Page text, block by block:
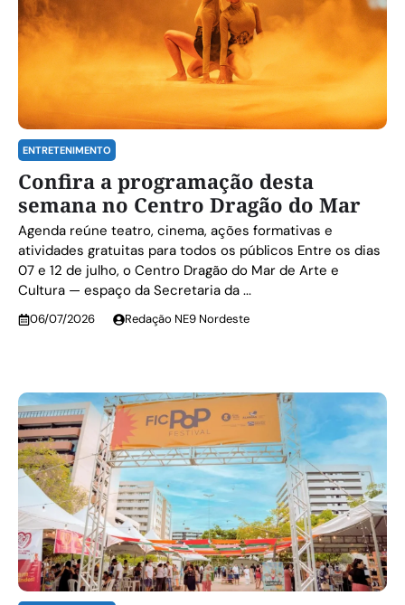
ENTRETENIMENTO
Confira a programação desta
semana no Centro Dragão do Mar
Agenda reúne teatro, cinema, ações formativas e
atividades gratuitas para todos os públicos Entre os dias
07 e 12 de julho, o Centro Dragão do Mar de Arte e
Cultura — espaço da Secretaria da ...
06/07/2026 Redação NE9 Nordeste